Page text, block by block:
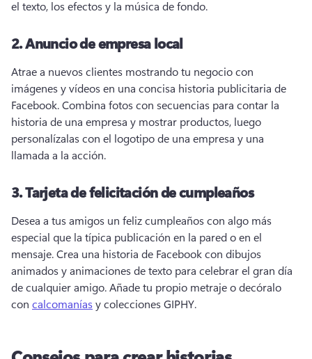
el texto, los efectos y la música de fondo.
2. Anuncio de empresa local
Atrae a nuevos clientes mostrando tu negocio con
imágenes y vídeos en una concisa historia publicitaria de
Facebook. Combina fotos con secuencias para contar la
historia de una empresa y mostrar productos, luego
personalízalas con el logotipo de una empresa y una
llamada a la acción.
3. Tarjeta de felicitación de cumpleaños
Desea a tus amigos un feliz cumpleaños con algo más
especial que la típica publicación en la pared o en el
mensaje. Crea una historia de Facebook con dibujos
animados y animaciones de texto para celebrar el gran día
de cualquier amigo. Añade tu propio metraje o decóralo
con calcomanías y colecciones GIPHY.